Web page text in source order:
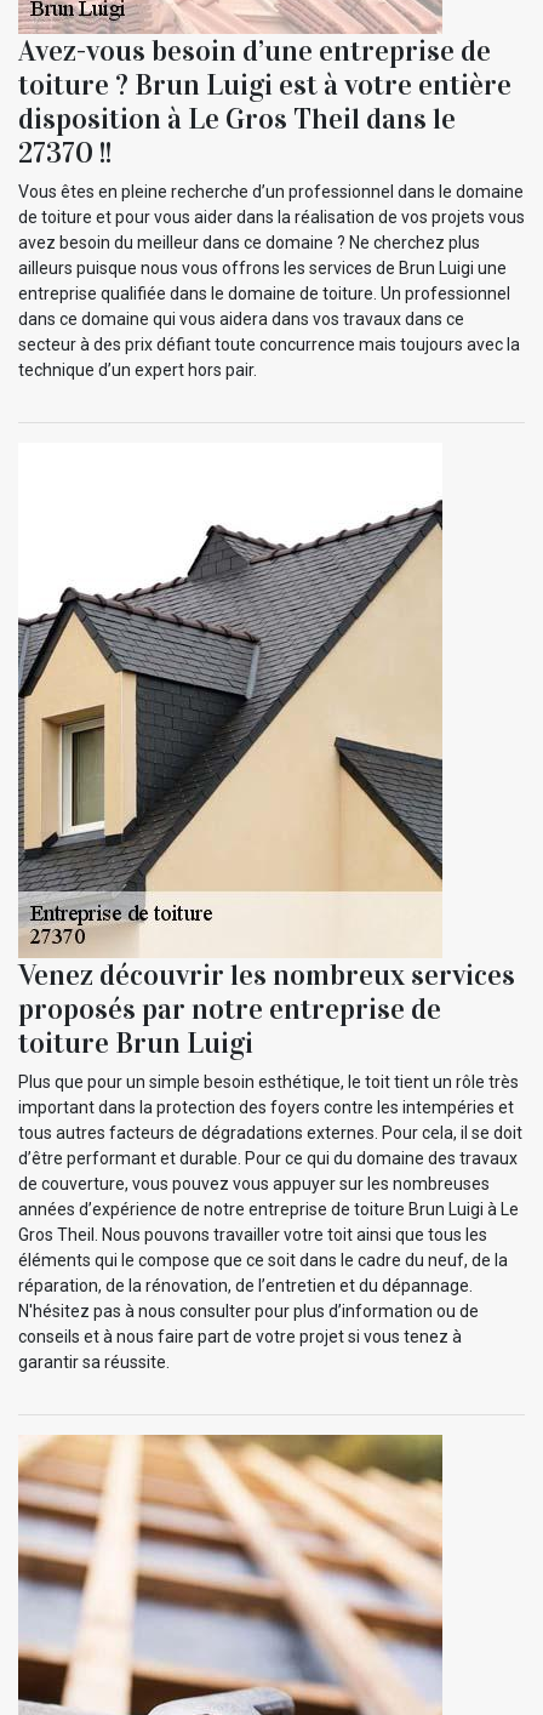
Avez-vous besoin d’une entreprise de
toiture ? Brun Luigi est à votre entière
disposition à Le Gros Theil dans le
27370 !!
Vous êtes en pleine recherche d’un professionnel dans le domaine
de toiture et pour vous aider dans la réalisation de vos projets vous
avez besoin du meilleur dans ce domaine ? Ne cherchez plus
ailleurs puisque nous vous offrons les services de Brun Luigi une
entreprise qualifiée dans le domaine de toiture. Un professionnel
dans ce domaine qui vous aidera dans vos travaux dans ce
secteur à des prix défiant toute concurrence mais toujours avec la
technique d’un expert hors pair.
Venez découvrir les nombreux services
proposés par notre entreprise de
toiture Brun Luigi
Plus que pour un simple besoin esthétique, le toit tient un rôle très
important dans la protection des foyers contre les intempéries et
tous autres facteurs de dégradations externes. Pour cela, il se doit
d’être performant et durable. Pour ce qui du domaine des travaux
de couverture, vous pouvez vous appuyer sur les nombreuses
années d’expérience de notre entreprise de toiture Brun Luigi à Le
Gros Theil. Nous pouvons travailler votre toit ainsi que tous les
éléments qui le compose que ce soit dans le cadre du neuf, de la
réparation, de la rénovation, de l’entretien et du dépannage.
N'hésitez pas à nous consulter pour plus d’information ou de
conseils et à nous faire part de votre projet si vous tenez à
garantir sa réussite.